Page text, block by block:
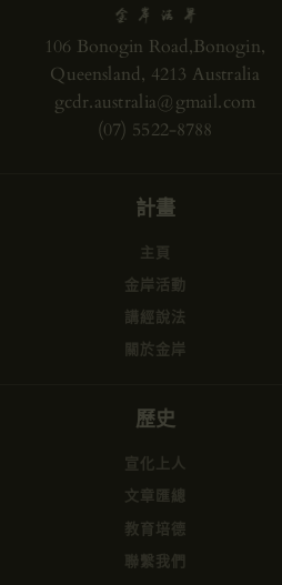
106 Bonogin Road,Bonogin,
Queensland, 4213 Australia
gcdr.australia@gmail.com
(07) 5522-8788
計畫
主頁
金岸活動
講經說法
關於金岸
歷史
宣化上人
文章匯總
教育培德
聯繫我們